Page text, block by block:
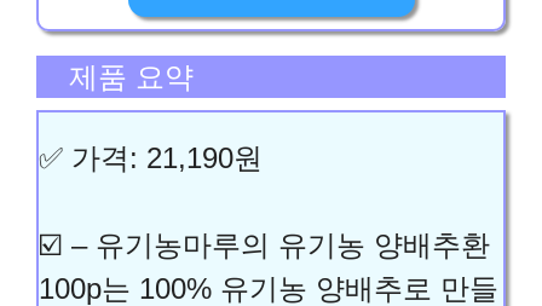
제품 요약
✅ 가격: 21,190원
☑️ – 유기농마루의 유기농 양배추환
100p는 100% 유기농 양배추로 만들